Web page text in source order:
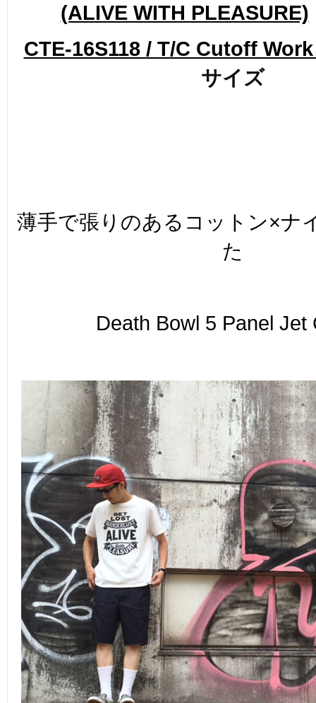
(ALIVE WITH PLEASURE)
CTE-16S118 / T/C Cutoff
サイズ
薄手で張りのあるコットン×ナ
た
Death Bowl 5 Panel Jet